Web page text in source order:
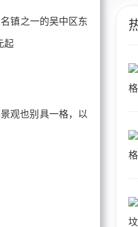
镇之一的吴中区东
起
观也别具一格，以